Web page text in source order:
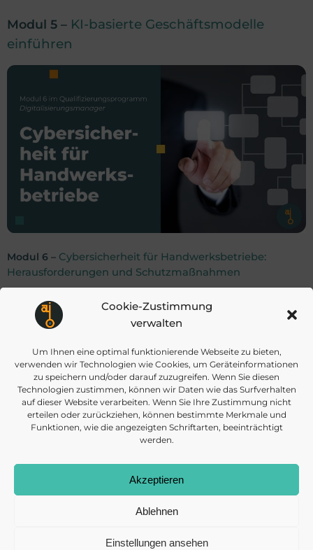
Cookie-Zustimmung
verwalten
Um Ihnen eine optimal funktionierende Webseite zu bieten,
verwenden wir Technologien wie Cookies, um Geräteinformationen
zu speichern und/oder darauf zuzugreifen. Wenn Sie diesen
Technologien zustimmen, können wir Daten wie das Surfverhalten
auf dieser Website verarbeiten. Wenn Sie Ihre Zustimmung nicht
erteilen oder zurückziehen, können bestimmte Merkmale und
Funktionen, wie die angezeigten Schriftarten, beeinträchtigt
werden.
Akzeptieren
Ablehnen
Einstellungen ansehen
Modul 5 – KI-basierte Geschäftsmodelle
einführen
Modul 6 – Cybersicherheit für Handwerksbetriebe:
Herausforderungen und Schutzmaßnahmen
Post
navigation
Post
info@daisec.de